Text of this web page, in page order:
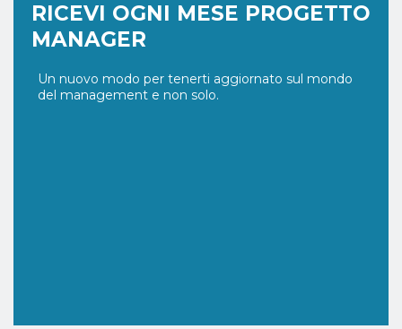
RICEVI OGNI MESE PROGETTO
MANAGER
Un nuovo modo per tenerti aggiornato sul mondo
del management e non solo.